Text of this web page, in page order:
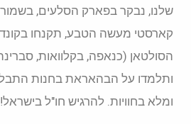
שלנו, נבקר בפארק הסלעים,
קארסטי מעשה הטבע, תקנחו
הסולטאן (כנאפה, בקלוואות,
ותלמדו על הבהאראת בחנות
ומלא בחוויות. להרגיש חו"ל